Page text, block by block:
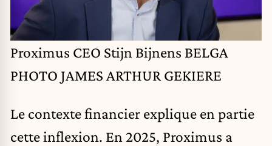
Proximus CEO Stijn Bijnens BELGA
PHOTO JAMES ARTHUR GEKIERE
Le contexte financier explique en partie
cette inflexion. En 2025, Proximus a